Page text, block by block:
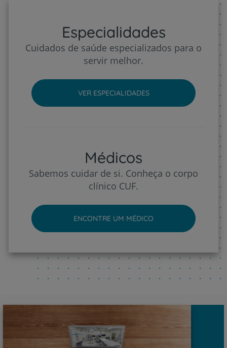
Especialidades
Cuidados de saúde especializados para o
servir melhor.
VER ESPECIALIDADES
Médicos
Sabemos cuidar de si. Conheça o corpo
clínico CUF.
ENCONTRE UM MÉDICO